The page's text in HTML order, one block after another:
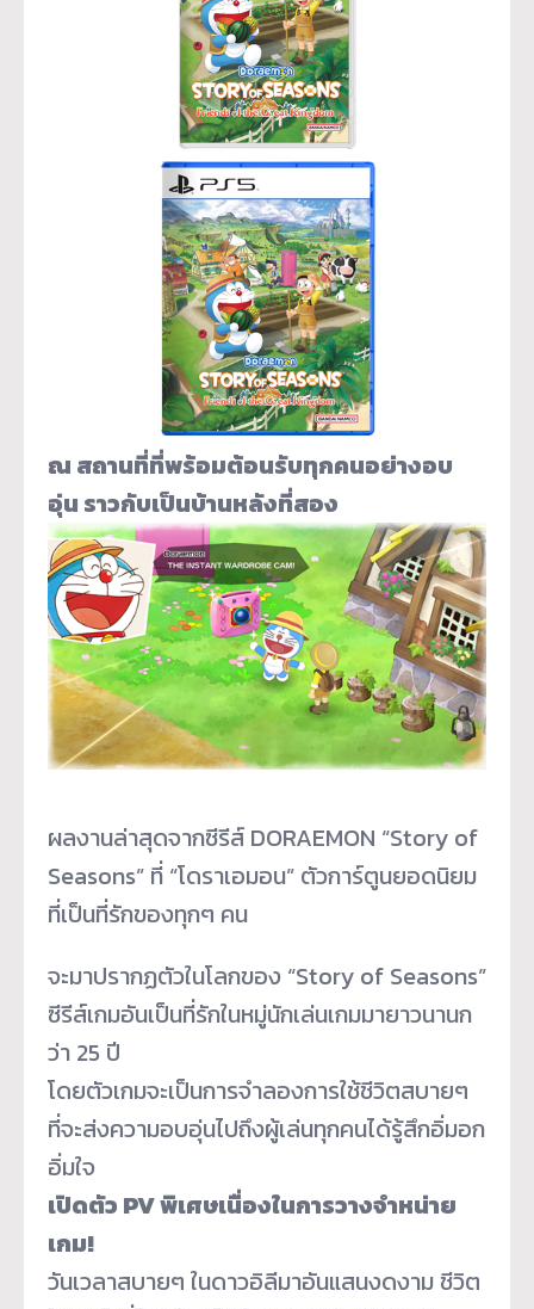
ณ สถานที่ที่พร้อมต้อนรับทุกคนอย่างอบ
อุ่น ราวกับเป็นบ้านหลังที่สอง
ผลงานล่าสุดจากซีรีส์ DORAEMON “Story of
Seasons” ที่ “โดราเอมอน” ตัวการ์ตูนยอดนิยม
ที่เป็นที่รักของทุกๆ คน
จะมาปรากฏตัวในโลกของ “Story of Seasons”
ซีรีส์เกมอันเป็นที่รักในหมู่นักเล่นเกมมายาวนานก
ว่า 25 ปี
โดยตัวเกมจะเป็นการจำลองการใช้ชีวิตสบายๆ
ที่จะส่งความอบอุ่นไปถึงผู้เล่นทุกคนได้รู้สึกอิ่มอก
อิ่มใจ
เปิดตัว PVพิเศษเนื่องในการวางจำหน่าย
เกม!
วันเวลาสบายๆ ในดาวอิลีมาอันแสนงดงาม ชีวิต